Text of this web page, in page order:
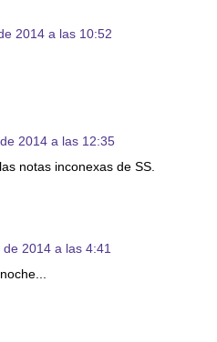
2014 a las 10:52
2014 a las 12:35
notas inconexas de SS.
2014 a las 4:41